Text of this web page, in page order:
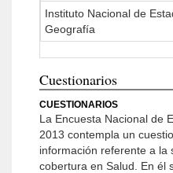
Instituto Nacional de
Geografía
Cuestionarios
CUESTIONARIOS
La Encuesta Nacional de
2013 contempla un
información referente a la
cobertura en Salud. En él